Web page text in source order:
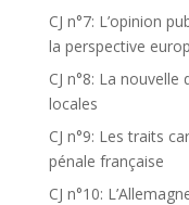
CJ n°7: L’opinion
la perspective
CJ n°8: La
locales
CJ n°9: Les traits
pénale française
CJ n°10: